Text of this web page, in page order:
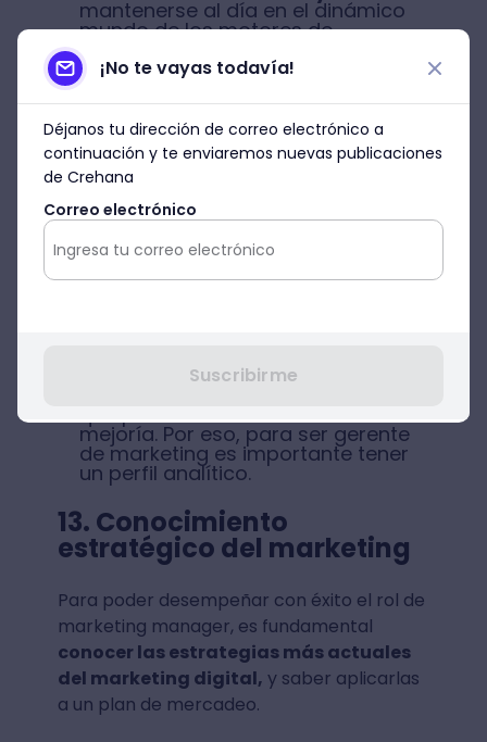
mantenerse al día en el dinámico
mundo de los motores de
búsqueda para optimizar
constantemente la estrategia de
contenidos es una piedra angular
de cualquier departamento de
marketing.
Conocimientos de redes sociales:
funcionan para cada plataforma y
campañas pagadas es un must de
es la mejor forma de establecer
que pueda estar en constante
mejoría. Por eso, para ser gerente
de marketing es importante tener
un perfil analítico.
13. Conocimiento
estratégico del marketing
Para poder desempeñar con éxito el rol de
marketing manager, es fundamental
conocer las estrategias más actuales
del marketing digital, y saber aplicarlas
a un plan de mercadeo.
¡No te vayas todavía!
Déjanos tu dirección de correo electrónico a
continuación y te enviaremos nuevas publicaciones
de Crehana
Correo electrónico
Suscribirme